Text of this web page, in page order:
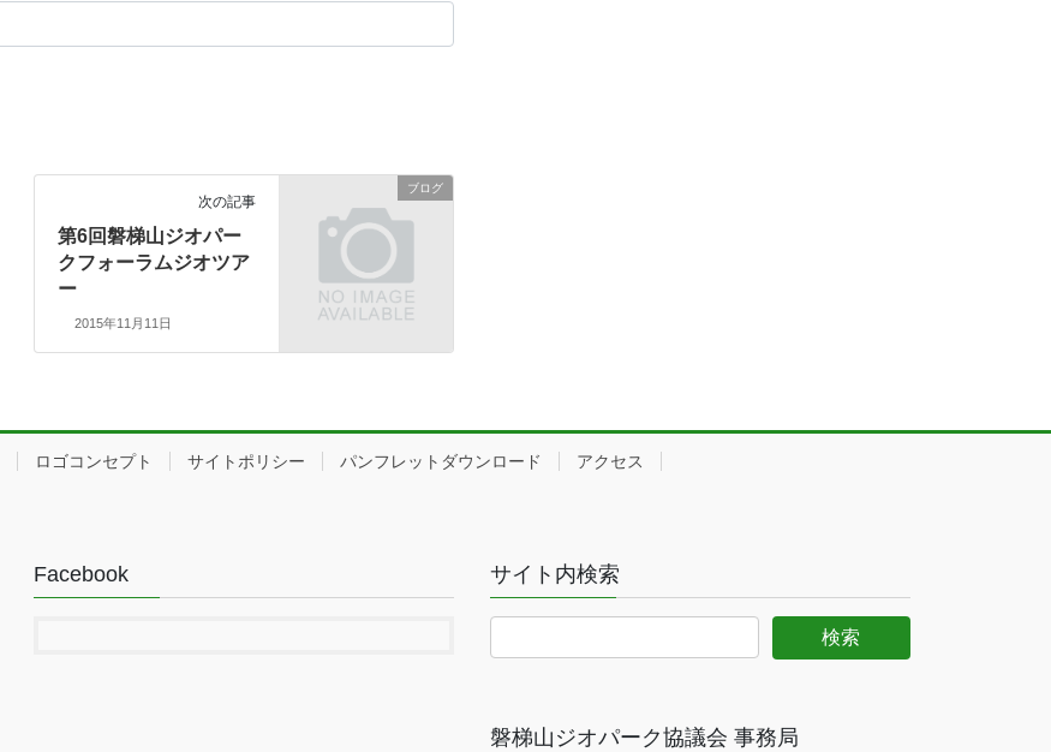
ブログ
次の記事
第6回磐梯山ジオパー
クフォーラムジオツア
ー
2015年11月11日
ロゴコンセプト サイトポリシー パンフレットダウンロード アクセス
Facebook サイト内検索
磐梯山ジオパーク協議会 事務局